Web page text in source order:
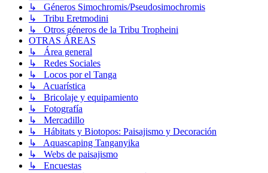
↳ Géneros Simochromis/Pseudosimochromis
↳ Tribu Eretmodini
↳ Otros géneros de la Tribu Tropheini
OTRAS ÁREAS
↳ Área general
↳ Redes Sociales
↳ Locos por el Tanga
↳ Acuarística
↳ Bricolaje y equipamiento
↳ Fotografía
↳ Mercadillo
↳ Hábitats y Biotopos: Paisajismo y Decoración
↳ Aquascaping Tanganyika
↳ Webs de paisajismo
↳ Encuestas